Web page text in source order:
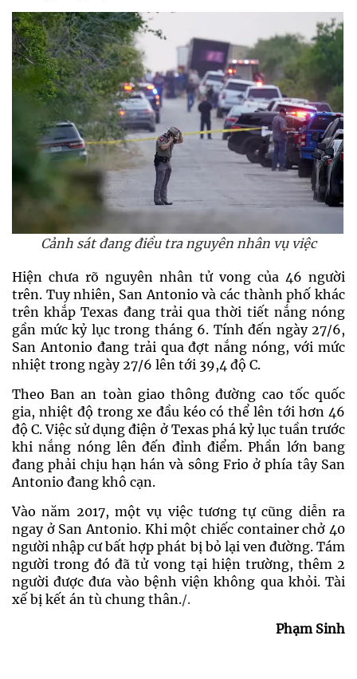
Cảnh sát đang điều tra nguyên nhân vụ việc
Hiện chưa rõ nguyên nhân tử vong của 46 người
trên. Tuy nhiên, San Antonio và các thành phố khác
trên khắp Texas đang trải qua thời tiết nắng nóng
gần mức kỷ lục trong tháng 6. Tính đến ngày 27/6,
San Antonio đang trải qua đợt nắng nóng, với mức
nhiệt trong ngày 27/6 lên tới 39,4 độ C.
Theo Ban an toàn giao thông đường cao tốc quốc
gia, nhiệt độ trong xe đầu kéo có thể lên tới hơn 46
độ C. Việc sử dụng điện ở Texas phá kỷ lục tuần trước
khi nắng nóng lên đến đỉnh điểm. Phần lớn bang
đang phải chịu hạn hán và sông Frio ở phía tây San
Antonio đang khô cạn.
Vào năm 2017, một vụ việc tương tự cũng diễn ra
ngay ở San Antonio. Khi một chiếc container chở 40
người nhập cư bất hợp phát bị bỏ lại ven đường. Tám
người trong đó đã tử vong tại hiện trường, thêm 2
người được đưa vào bệnh viện không qua khỏi. Tài
xế bị kết án tù chung thân./.
Phạm Sinh